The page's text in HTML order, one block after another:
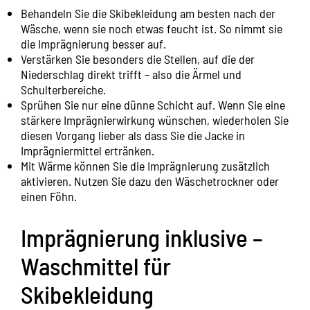
Behandeln Sie die Skibekleidung am besten nach der
Wäsche, wenn sie noch etwas feucht ist. So nimmt sie
die Imprägnierung besser auf.
Verstärken Sie besonders die Stellen, auf die der
Niederschlag direkt trifft – also die Ärmel und
Schulterbereiche.
Sprühen Sie nur eine dünne Schicht auf. Wenn Sie eine
stärkere Imprägnierwirkung wünschen, wiederholen Sie
diesen Vorgang lieber als dass Sie die Jacke in
Imprägniermittel ertränken.
Mit Wärme können Sie die Imprägnierung zusätzlich
aktivieren. Nutzen Sie dazu den Wäschetrockner oder
einen Föhn.
Imprägnierung inklusive –
Waschmittel für
Skibekleidung